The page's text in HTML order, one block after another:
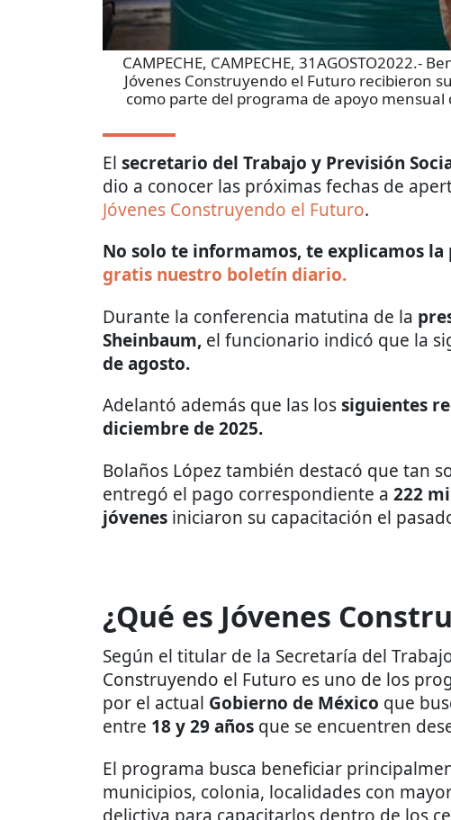
CAMPECHE, CAMPECHE, 31AGOSTO2022.-
Jóvenes Construyendo el Futuro recibieron
como parte del programa de apoyo mensual
El secretario del Trabajo y Previsión
dio a conocer las próximas fechas de
Jóvenes Construyendo el Futuro.
No solo te informamos, te explicamos
gratis nuestro boletín diario.
Durante la conferencia matutina de la
Sheinbaum, el funcionario indicó que la
de agosto.
Adelantó además que las lossiguientes
diciembre de 2025.
Bolaños López también destacó que tan
entregó el pago correspondiente a 222
jóvenes iniciaron su capacitación el
¿Qué es Jóvenes
Según el titular de la Secretaría del
Construyendo el Futuro es uno de los
por el actual Gobierno de México que
entre 18 y 29 años que se encuentren
El programa busca beneficiar
municipios, colonia, localidades con